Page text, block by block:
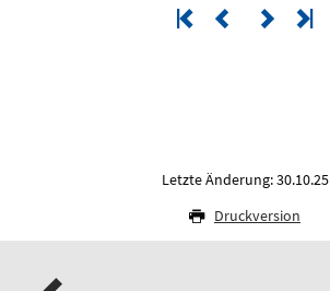
Letzte Änderung: 30.10.25
Druckversion